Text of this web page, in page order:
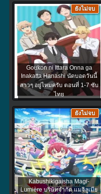
Goukon ni Ittara Onna ga
Inakatta Hanashi นัดบอดวันนี้
สาวๆ อยู่ไหมครับ ตอนที่ 1-7 ซับ
ไทย
ยังไม่จบ
Kabushikigaisha Magi-
Lumière บริษัทจำกัด แมจิลูเมีย
ยังไม่จบ